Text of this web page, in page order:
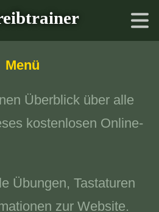
Menü
Überblick über alle
kostenlosen Online-
Übungen, Tastaturen
zur Website.